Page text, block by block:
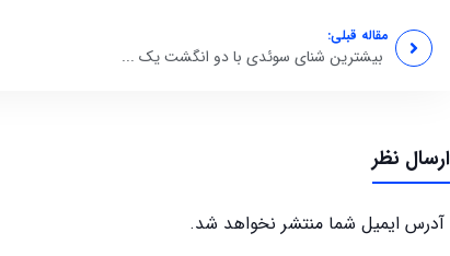
مقاله قبلی:
بیشترین شنای سوئدی با دو انگشت یک ...
ارسال نظر
آدرس ایمیل شما منتشر نخواهد شد.